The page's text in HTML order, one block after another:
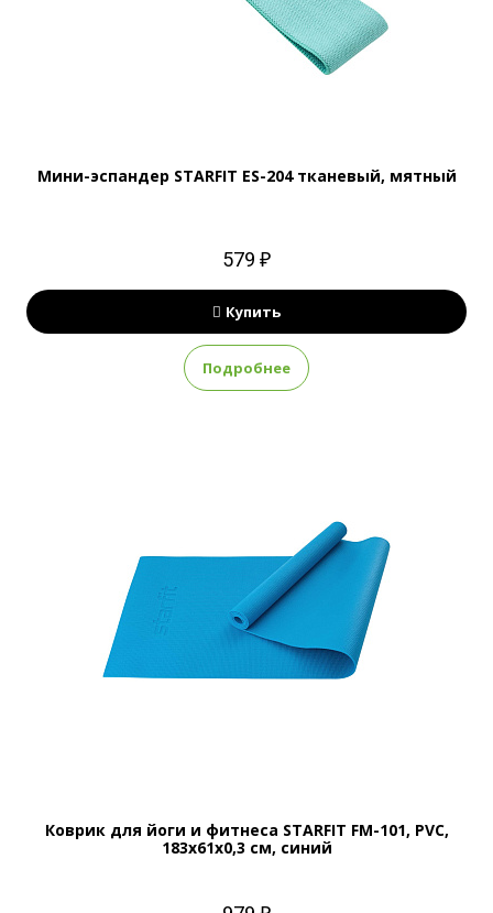
Мини-эспандер STARFIT ES-204 тканевый, мятный
579 ₽
Купить
Подробнее
Коврик для йоги и фитнеса STARFIT FM-101, PVC,
183x61x0,3 см, синий